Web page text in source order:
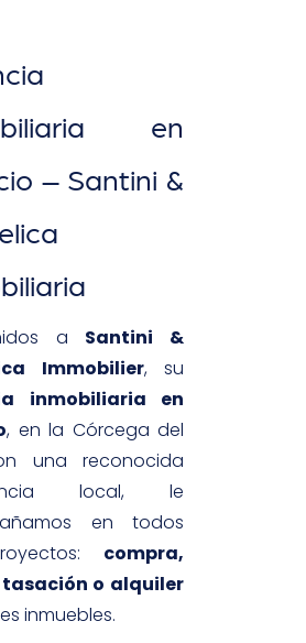
en
– Santini &
a Santini &
Immobilier, su
inmobiliaria en
, en la Córcega del
una reconocida
local, le
en todos
compra,
o alquiler
inmuebles.